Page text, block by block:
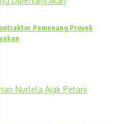
Pemenang Proyek